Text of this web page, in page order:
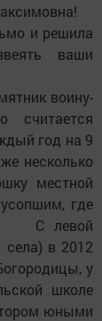
и решила
ваши
воину-
считается
год на 9
несколько
местной
где
С левой
в 2012
у
школе
юными